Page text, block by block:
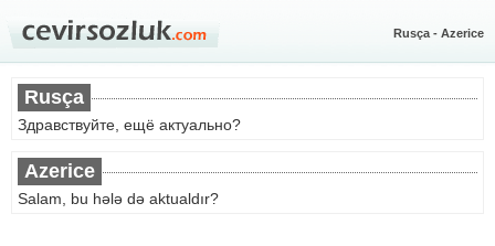
Rusça - Azerice
Rusça
Здравствуйте, ещё актуально?
Azerice
Salam, bu hələ də aktualdır?